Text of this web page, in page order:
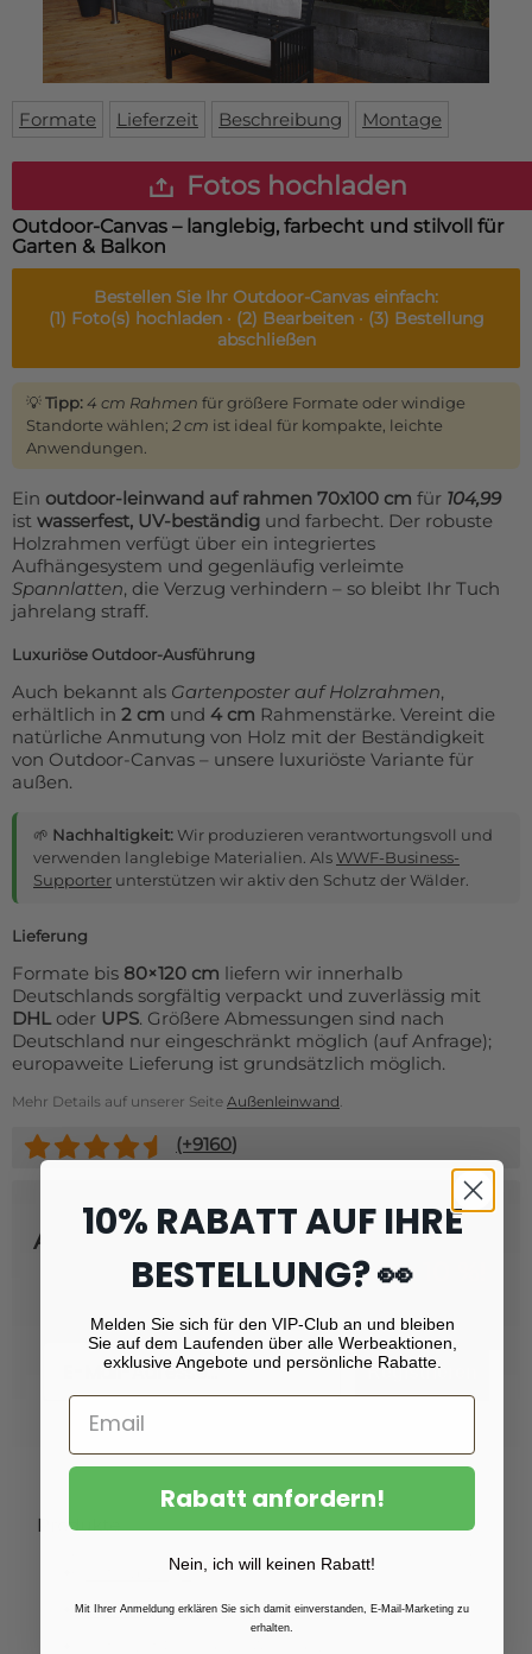
Fußmatte
Custom skateboard deck
Über uns
Lieferzeiten
WhatsApp
Formate Lieferzeit Beschreibung Montage
Fotos hochladen
Outdoor-Canvas – langlebig, farbecht und stilvoll für
Garten & Balkon
Bestellen Sie Ihr Outdoor-Canvas einfach:
(1) Foto(s) hochladen · (2) Bearbeiten · (3) Bestellung
abschließen
💡Tipp:4 cm Rahmen für größere Formate oder windige
Standorte wählen; 2 cm ist ideal für kompakte, leichte
Anwendungen.
Ein outdoor-leinwand auf rahmen 70x100 cm für 104,99
ist wasserfest, UV-beständig und farbecht. Der robuste
Holzrahmen verfügt über ein integriertes
Aufhängesystem und gegenläufig verleimte
Spannlatten, die Verzug verhindern – so bleibt Ihr Tuch
jahrelang straff.
Luxuriöse Outdoor-Ausführung
Auch bekannt als Gartenposter auf Holzrahmen,
erhältlich in 2 cm und 4 cm Rahmenstärke. Vereint die
natürliche Anmutung von Holz mit der Beständigkeit
von Outdoor-Canvas – unsere luxuriöste Variante für
außen.
🌱 Nachhaltigkeit:Wir produzieren verantwortungsvoll und
verwenden langlebige Materialien. AlsWWF-Business-
Supporter unterstützen wir aktiv den Schutz der Wälder.
Lieferung
Formate bis 80×120 cm liefern wir innerhalb
Deutschlands sorgfältig verpackt und zuverlässig mit
DHLoder UPS. Größere Abmessungen sind nach
Deutschland nur eingeschränkt möglich (auf Anfrage);
europaweite Lieferung ist grundsätzlich möglich.
Mehr Details auf unserer Seite Außenleinwand.
(+9160)
Abonnieren Sie unseren Newsletter
und erhalten Sie Rabatt von 10 %!
Email
Registrieren
Produkte
Fotoabzüge
Fotovergrößerungen
10% RABATT AUF IHRE
BESTELLUNG? 👀
Melden Sie sich für den VIP-Club an und bleiben
Sie auf dem Laufenden über alle Werbeaktionen,
exklusive Angebote und persönliche Rabatte.
Rabatt anfordern!
Nein, ich will keinen Rabatt!
Mit Ihrer Anmeldung erklären Sie sich damit einverstanden, E-Mail-Marketing zu
erhalten.